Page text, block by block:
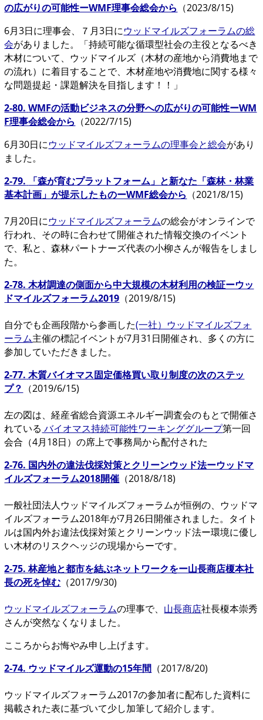
の広がりの可能性ーWMF理事会総会から （2023/8/15)
6月3日に理事会、７月3日にウッドマイルズフォーラムの総
会がありました。「持続可能な循環型社会の主役となるべき
木材について、ウッドマイルズ（木材の産地から消費地まで
の流れ）に着目することで、木材産地や消費地に関する様々
な問題提起・課題解決を目指します！！」
2-80. WMFの活動ビジネスの分野への広がりの可能性ーWM
F理事会総会から （2022/7/15)
6月30日にウッドマイルズフォーラムの理事会と総会があり
ました。
2-79.
「森が育むプラットフォーム」と新なた「森林・林業
基本計画」が提示したものーWMF総会から （2021/8/15)
7月20日にウッドマイルズフォーラムの総会がオンラインで
行われ、その時に合わせて開催された情報交換のイベント
で、私と、森林パートナーズ代表の小柳さんが報告をしまし
た。
2-78. 木材調達の側面から中大規模の木材利用の検証ーウッ
ドマイルズフォーラム2019 （2019/8/15)
自分でも企画段階から参画した(一社）ウッドマイルズフォ
ーラム主催の標記イベントが7月31日開催され、多くの方に
参加していただきました。
2-77. 木質バイオマス固定価格買い取り制度の次のステッ
プ？ （2019/6/15)
左の図は、経産省総合資源エネルギー調査会のもとで開催さ
れている バイオマス持続可能性ワーキンググループ第一回
会合（4月18日）の席上で事務局から配付された
2-76. 国内外の違法伐採対策とクリーンウッド法ーウッドマ
イルズフォーラム2018開催 （2018/8/18)
一般社団法人ウッドマイルズフォーラムが恒例の、ウッドマ
イルズフォーラム2018年が7月26日開催されました。タイト
ルは国内外お違法伐採対策とクリーンウッド法ー環境に優し
い木材のリスクヘッジの現場からーです。
2-75. 林産地と都市を結ぶネットワークをー山長商店榎本社
長の死を悼む （2017/9/30)
ウッドマイルズフォーラムの理事で、 山長商店社長榎本崇秀
さんが突然なくなりました。
こころからお悔やみ申し上げます。
2-74. ウッドマイルズ運動の15年間 （2017/8/20)
ウッドマイルズフォーラム2017の参加者に配布した資料に
掲載された表に基づいて少し加筆して紹介します。